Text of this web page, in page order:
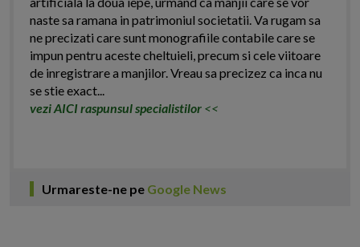
naste sa ramana in patrimoniul societatii. Va rugam sa
ne precizati care sunt monografiile contabile care se
impun pentru aceste cheltuieli, precum si cele viitoare
de inregistrare a manjilor. Vreau sa precizez ca inca nu
se stie exact...
vezi AICI raspunsul specialistilor <<
Urmareste-ne pe Google News